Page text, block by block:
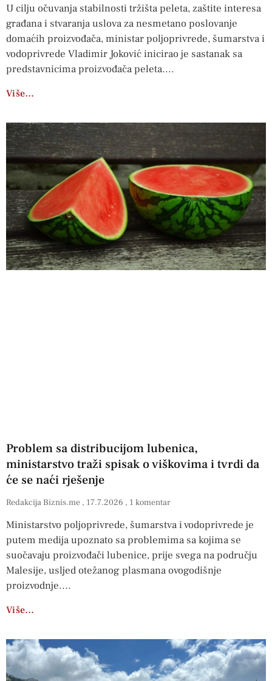
U cilju očuvanja stabilnosti tržišta peleta, zaštite interesa
građana i stvaranja uslova za nesmetano poslovanje
domaćih proizvođača, ministar poljoprivrede, šumarstva i
vodoprivrede Vladimir Joković inicirao je sastanak sa
predstavnicima proizvođača peleta.
Više…
Problem sa distribucijom lubenica,
ministarstvo traži spisak o viškovima i tvrdi da
će se naći rješenje
Redakcija Biznis.me 17.7.2026 1 komentar
Ministarstvo poljoprivrede, šumarstva i vodoprivrede je
putem medija upoznato sa problemima sa kojima se
suočavaju proizvođači lubenice, prije svega na području
Malesije, usljed otežanog plasmana ovogodišnje
proizvodnje.
Više…